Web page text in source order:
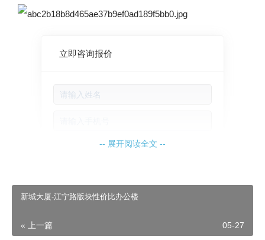
立即咨询报价
-- 展开阅读全文 --
新城大厦-江宁路版块性价比办公楼
« 上一篇 05-27